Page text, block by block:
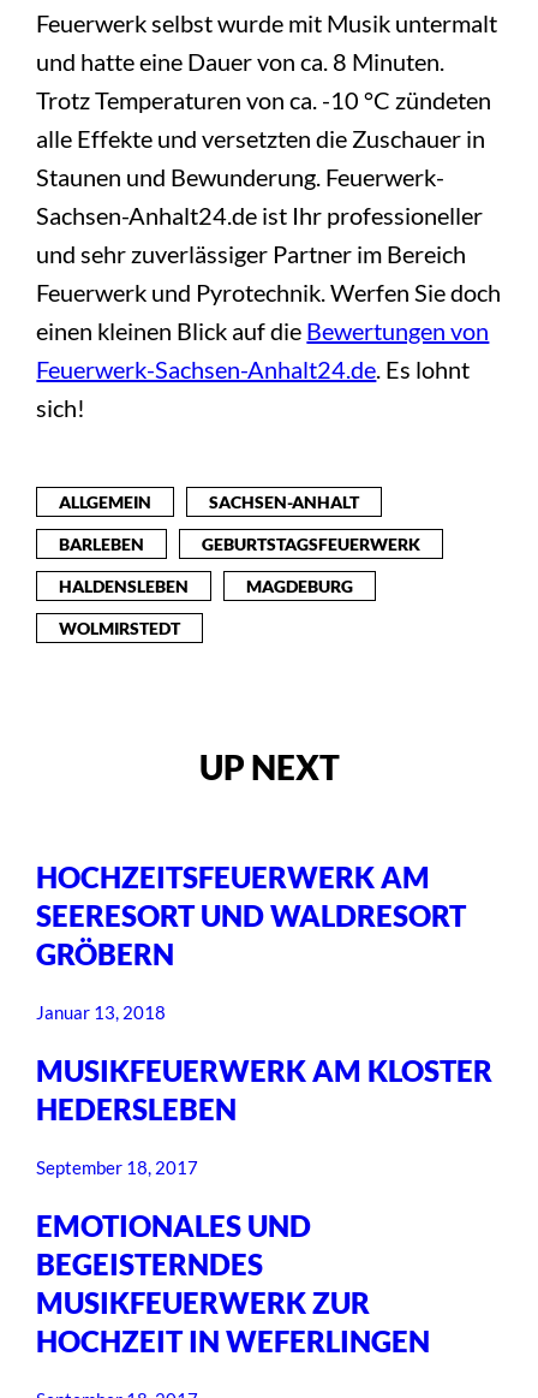
Feuerwerk selbst wurde mit Musik untermalt
und hatte eine Dauer von ca. 8 Minuten.
Trotz Temperaturen von ca. -10 °C zündeten
alle Effekte und versetzten die Zuschauer in
Staunen und Bewunderung. Feuerwerk-
Sachsen-Anhalt24.de ist Ihr professioneller
und sehr zuverlässiger Partner im Bereich
Feuerwerk und Pyrotechnik. Werfen Sie doch
einen kleinen Blick auf die Bewertungen von
Feuerwerk-Sachsen-Anhalt24.de. Es lohnt
sich!
ALLGEMEIN SACHSEN-ANHALT
BARLEBEN GEBURTSTAGSFEUERWERK
HALDENSLEBEN MAGDEBURG
WOLMIRSTEDT
UP NEXT
HOCHZEITSFEUERWERK AM
SEERESORT UND WALDRESORT
GRÖBERN
Januar 13, 2018
MUSIKFEUERWERK AM KLOSTER
HEDERSLEBEN
September 18, 2017
EMOTIONALES UND
BEGEISTERNDES
MUSIKFEUERWERK ZUR
HOCHZEIT IN WEFERLINGEN